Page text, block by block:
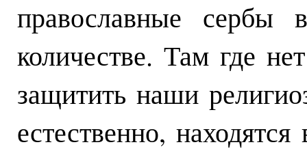
православные сербы
количестве. Там где
защитить наши
естественно,